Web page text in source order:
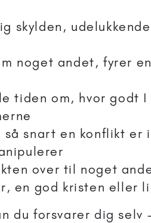
skylden,
noget andet, fyrer
tiden om, hvor godt
snart en konflikt er
over til noget
en god kristen eller
du forsvarer dig selv